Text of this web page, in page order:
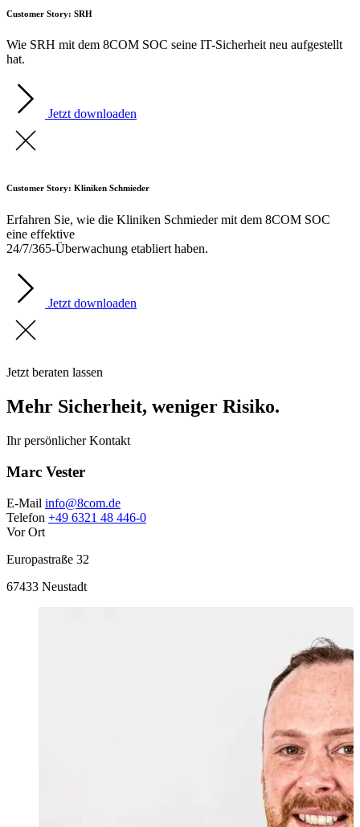
Customer Story: SRH
Wie SRH mit dem 8COM SOC seine IT-Sicherheit neu aufgestellt
hat.
Jetzt downloaden
Customer Story: Kliniken Schmieder
Erfahren Sie, wie die Kliniken Schmieder mit dem 8COM SOC
eine effektive
24/7/365-Überwachung etabliert haben.
Jetzt downloaden
Jetzt beraten lassen
Mehr Sicherheit, weniger Risiko.
Ihr persönlicher Kontakt
Marc Vester
E-Mail info@8com.de
Telefon +49 6321 48 446-0
Vor Ort
Europastraße 32
67433 Neustadt